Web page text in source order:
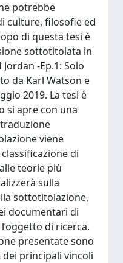
potrebbe
culture, filosofie ed
di questa tesi è
sottotitolata in
-Ep.1: Solo
da Karl Watson e
2019. La tesi è
si apre con una
viene
di
teorie più
sulla
sottotitolazione,
documentari di
di ricerca.
presentate sono
principali vincoli